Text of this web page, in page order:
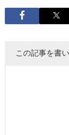
この記事を書